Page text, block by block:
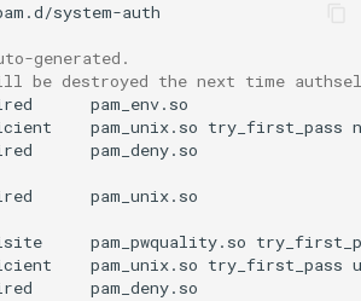
generated.
be destroyed the next time
pam_env.so
pam_unix.so try_first_pass
pam_deny.so
pam_unix.so
pam_pwquality.so
pam_unix.so try_first_pass
pam_deny.so